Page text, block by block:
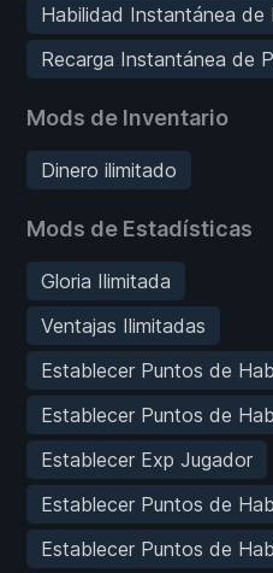
Habilidad Instantánea de
Recarga Instantánea de
Mods de Inventario
Dinero ilimitado
Mods de Estadísticas
Gloria Ilimitada
Ventajas Ilimitadas
Establecer Puntos de
Establecer Puntos de
Establecer Exp Jugador
Establecer Puntos de
Establecer Puntos de